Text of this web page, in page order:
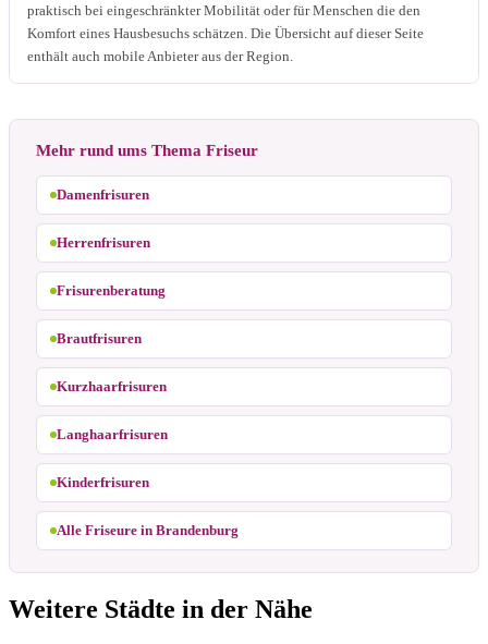
praktisch bei eingeschränkter Mobilität oder für Menschen die den
Komfort eines Hausbesuchs schätzen. Die Übersicht auf dieser Seite
enthält auch mobile Anbieter aus der Region.
Mehr rund ums Thema Friseur
Damenfrisuren
Herrenfrisuren
Frisurenberatung
Brautfrisuren
Kurzhaarfrisuren
Langhaarfrisuren
Kinderfrisuren
Alle Friseure in Brandenburg
Weitere Städte in der Nähe